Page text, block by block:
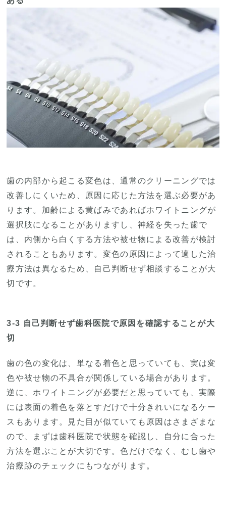
歯の内部から起こる変色は、通常のクリーニングでは
改善しにくいため、原因に応じた方法を選ぶ必要があ
ります。加齢による黄ばみであればホワイトニングが
選択肢になることがありますし、神経を失った歯で
は、内側から白くする方法や被せ物による改善が検討
されることもあります。変色の原因によって適した治
療方法は異なるため、自己判断せず相談することが大
切です。
3-3 自己判断せず歯科医院で原因を確認することが大
切
歯の色の変化は、単なる着色と思っていても、実は変
色や被せ物の不具合が関係している場合があります。
逆に、ホワイトニングが必要だと思っていても、実際
には表面の着色を落とすだけで十分きれいになるケー
スもあります。見た目が似ていても原因はさまざまな
ので、まずは歯科医院で状態を確認し、自分に合った
方法を選ぶことが大切です。色だけでなく、むし歯や
治療跡のチェックにもつながります。